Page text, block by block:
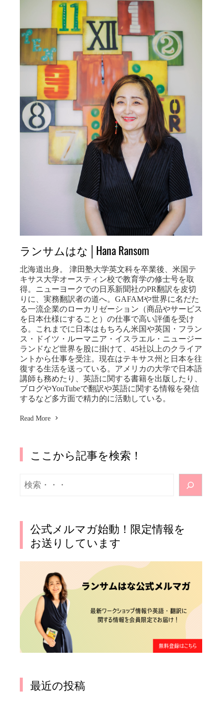
ランサムはな│Hana Ransom
北海道出身。 津田塾大学英文科を卒業後、米国テ
キサス大学オースティン校で教育学の修士号を取
得。ニューヨークでの日系新聞社のPR翻訳を皮切
りに、実務翻訳者の道へ。GAFAMや世界に名だた
る一流企業のローカリゼーション（商品やサービス
を日本仕様にすること）の仕事で高い評価を受け
る。これまでに日本はもちろん米国や英国・フラン
ス・ドイツ・ルーマニア・イスラエル・ニュージー
ランドなど世界を股に掛けて、45社以上のクライア
ントから仕事を受注。現在はテキサス州と日本を往
復する生活を送っている。アメリカの大学で日本語
講師も務めたり、英語に関する書籍を出版したり、
ブログやYouTubeで翻訳や英語に関する情報を発信
するなど多方面で精力的に活動している。
Read More
ここから記事を検索！
索
公式メルマガ始動！限定情報を
お送りしています
最近の投稿